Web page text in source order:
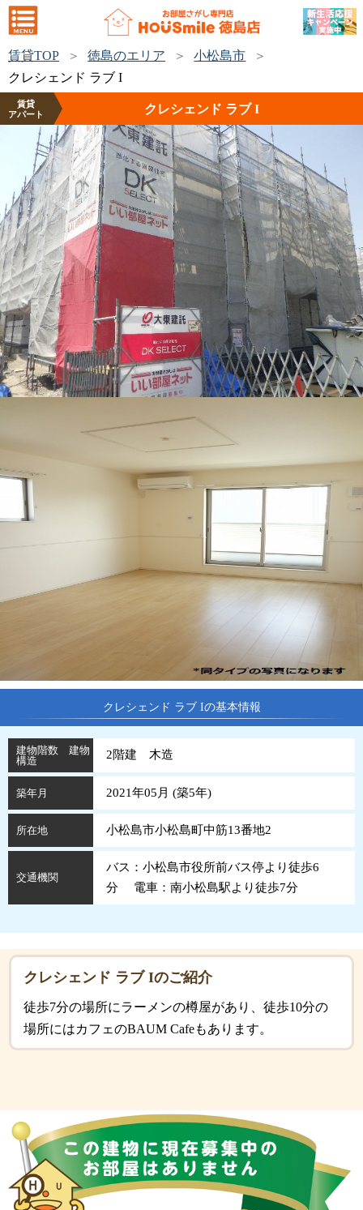
賃貸TOP 徳島のエリア
小松島市
クレシェンド ラブ I
賃貸
アパート
クレシェンド ラブ I
クレシェンド ラブ Iの基本情報
建物階数 建物
構造
2階建 木造
築年月 2021年05月 (築5年)
所在地 小松島市小松島町中筋13番地2
交通機関
バス：小松島市役所前バス停より徒歩6
分 電車：南小松島駅より徒歩7分
クレシェンド ラブ Iのご紹介
徒歩7分の場所にラーメンの樽屋があり、徒歩10分の
場所にはカフェのBAUM Cafeもあります。